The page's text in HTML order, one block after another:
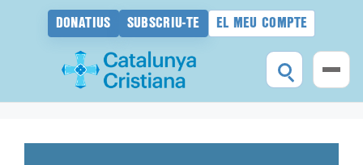
DONATIUS SUBSCRIU-TE EL MEU COMPTE